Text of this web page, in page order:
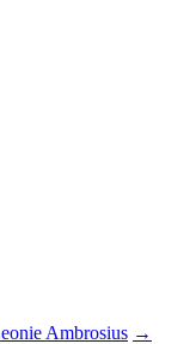
Ambrosius →